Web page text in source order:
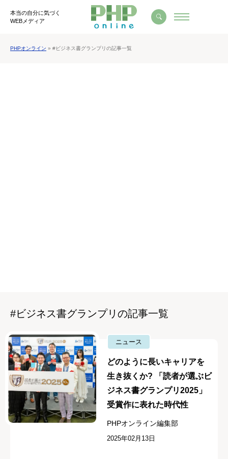
本当の自分に気づく
WEBメディア
PHPオンライン » #ビジネス書グランプリの記事一覧
#ビジネス書グランプリの記事一覧
ニュース
どのように長いキャリアを
生き抜くか? 「読者が選ぶビ
ジネス書グランプリ2025」
受賞作に表れた時代性
PHPオンライン編集部
2025年02月13日